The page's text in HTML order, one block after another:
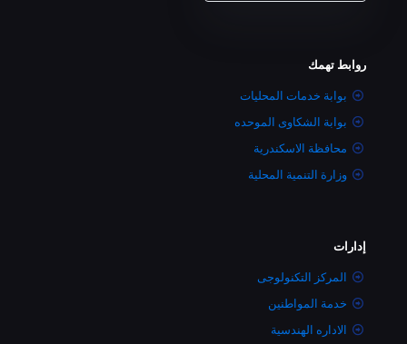
روابط تهمك
بوابة خدمات المحليات
بوابة الشكاوى الموحده
محافظة الاسكندرية
وزارة التنمية المحلية
إدارات
المركز التكنولوجى
خدمة المواطنين
الاداره الهندسية